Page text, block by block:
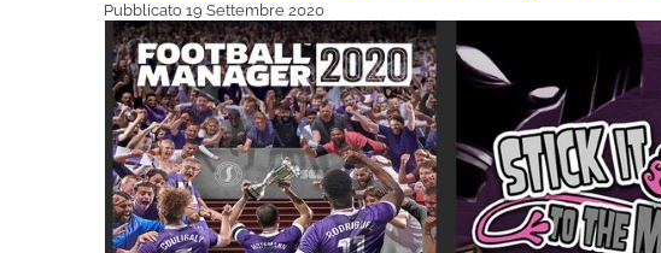
Pubblicato 19 Settembre 2020